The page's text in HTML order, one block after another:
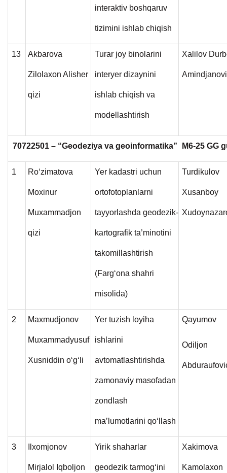
interaktiv boshqaruv
tizimini ishlab chiqish
13 Akbarova
Zilolaxon Alisher
qizi
Turar joy binolarini
interyer dizaynini
ishlab chiqish va
modellashtirish
Xalilov
70722501 – “Geodeziya va geoinformatika” M6-25 GG
1 Ro‘zimatova
Moxinur
Muxammadjon
qizi
Yer kadastri uchun
ortofotoplanlarni
tayyorlashda geodezik-
kartografik ta’minotini
takomillashtirish
(Farg‘ona shahri
misolida)
Turdikulov
Xusanboy
2 Maxmudjonov
Muxammadyusuf
Xusniddin o‘g‘li
Yer tuzish loyiha
ishlarini
avtomatlashtirishda
zamonaviy masofadan
zondlash
maʼlumotlarini qoʻllash
Qayumov
Odiljon
3 Ilxomjonov
Mirjalol Iqboljon
Yirik shaharlar
geodezik tarmogʻini
Xakimova
Kamolaxon